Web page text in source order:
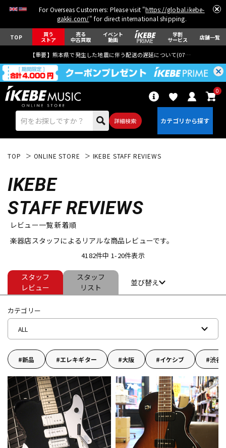
For Overseas Customers: Please visit "https://global.ikebe-
gakki.com/" for direct international shipping.
TOP 買う
ストア
売る
中古買取
イベント
動画
学割
サービス 店舗一覧
【重要】熊本県で発生した地震に伴う配送の遅延について(07月29日
詳細検索
0
エレキギター
ベース ウクレレ
ドラム パーカッション
管楽器 その他楽器
アンプ エフェクター
DJ機器 DTM
TOP ONLINE STORE IKEBE STAFF REVIEWS
IKEBE
STAFF REVIEWS
レビュー一覧 新着順
楽器店スタッフによるリアルな商品レビューです。
4182件中 1-20件表示
スタッフ
レビュー
スタッフ
リスト
並び替え
カテゴリー
ALL
新品 エレキギター 大阪 イケシブ 渋谷